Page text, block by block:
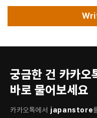
궁금한 건 카카오
바로 물어보세요
카카오톡에서 japanstore